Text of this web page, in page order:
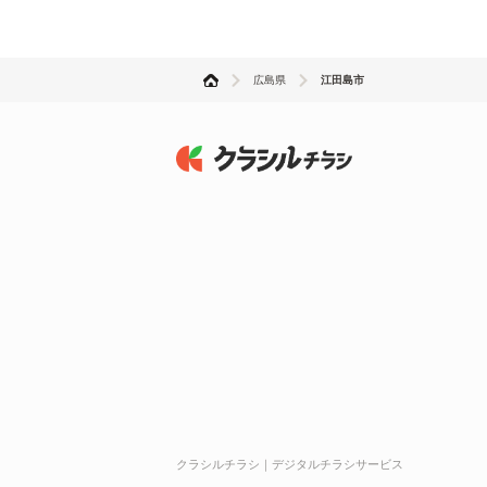
広島県 江田島市
クラシルチラシ｜デジタルチラシサービス